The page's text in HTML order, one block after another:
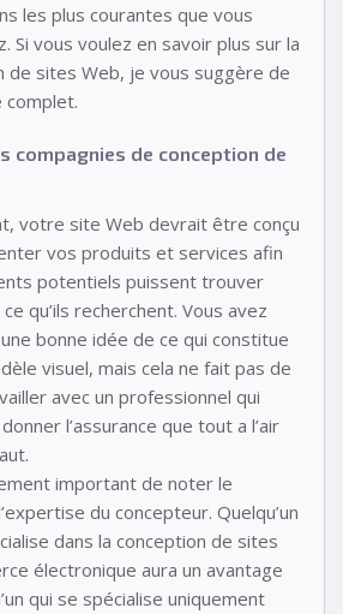
les plus courantes que vous
Si vous voulez en savoir plus sur la
de sites Web, je vous suggère de
complet.
compagnies de conception de
votre site Web devrait être conçu
vos produits et services afin
potentiels puissent trouver
qu’ils recherchent. Vous avez
bonne idée de ce qui constitue
visuel, mais cela ne fait pas de
avec un professionnel qui
l’assurance que tout a l’air
important de noter le
du concepteur. Quelqu’un
dans la conception de sites
électronique aura un avantage
qui se spécialise uniquement